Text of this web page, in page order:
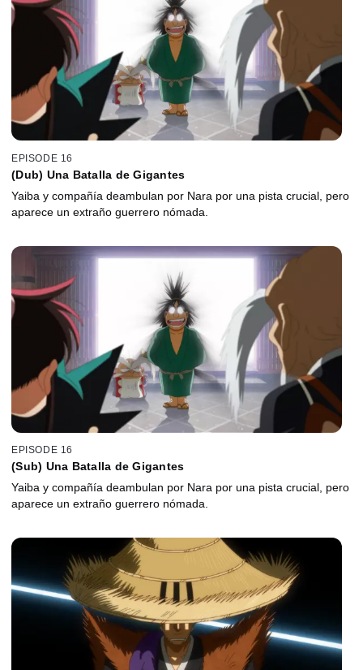
EPISODE 16
(Dub) Una Batalla de Gigantes
Yaiba y compañía deambulan por Nara por una pista crucial, pero
aparece un extraño guerrero nómada.
EPISODE 16
(Sub) Una Batalla de Gigantes
Yaiba y compañía deambulan por Nara por una pista crucial, pero
aparece un extraño guerrero nómada.